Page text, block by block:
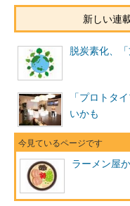
新しい連
脱炭素化、
「プロトタ
いかも
ラーメン屋